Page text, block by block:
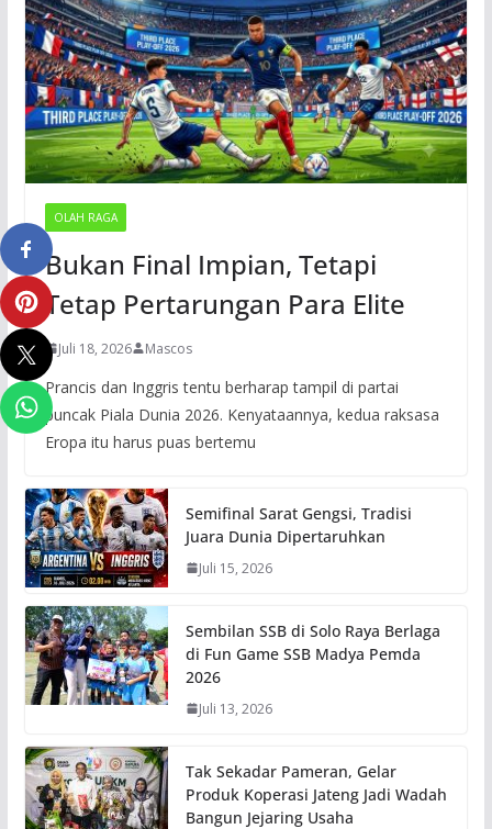
OLAH RAGA
Bukan Final Impian, Tetapi
Tetap Pertarungan Para Elite
Juli 18, 2026 Mascos
Prancis dan Inggris tentu berharap tampil di partai
puncak Piala Dunia 2026. Kenyataannya, kedua raksasa
Eropa itu harus puas bertemu
Semifinal Sarat Gengsi, Tradisi
Juara Dunia Dipertaruhkan
Juli 15, 2026
Sembilan SSB di Solo Raya Berlaga
di Fun Game SSB Madya Pemda
2026
Juli 13, 2026
Tak Sekadar Pameran, Gelar
Produk Koperasi Jateng Jadi Wadah
Bangun Jejaring Usaha